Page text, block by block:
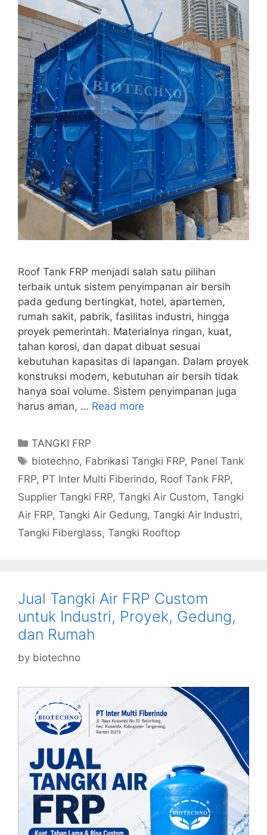
Roof Tank FRP menjadi salah satu pilihan
terbaik untuk sistem penyimpanan air bersih
pada gedung bertingkat, hotel, apartemen,
rumah sakit, pabrik, fasilitas industri, hingga
proyek pemerintah. Materialnya ringan, kuat,
tahan korosi, dan dapat dibuat sesuai
kebutuhan kapasitas di lapangan. Dalam proyek
konstruksi modern, kebutuhan air bersih tidak
hanya soal volume. Sistem penyimpanan juga
harus aman, … Read more
Categories
TANGKI FRP
Tags
biotechno, Fabrikasi Tangki FRP, Panel Tank
FRP, PT Inter Multi Fiberindo, Roof Tank FRP,
Supplier Tangki FRP, Tangki Air Custom, Tangki
Air FRP, Tangki Air Gedung, Tangki Air Industri,
Tangki Fiberglass, Tangki Rooftop
Jual Tangki Air FRP Custom
untuk Industri, Proyek, Gedung,
dan Rumah
by biotechno